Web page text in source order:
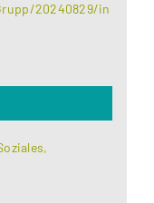
20240829/in